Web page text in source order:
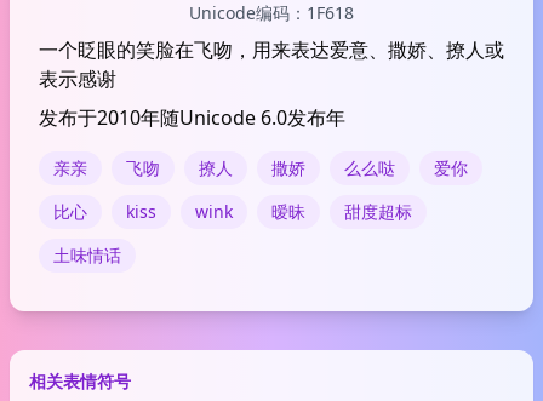
Unicode编码：1F618
一个眨眼的笑脸在飞吻，用来表达爱意、撒娇、撩人或
表示感谢
发布于2010年随Unicode 6.0发布年
亲亲 飞吻 撩人 撒娇 么么哒
爱你
比心
kiss wink 暧昧
甜度超标
土味情话
相关表情符号